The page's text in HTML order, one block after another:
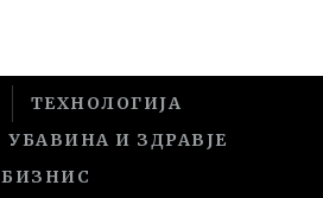
ТЕХНОЛОГИЈА
УБАВИНА И ЗДРАВЈЕ
БИЗНИС